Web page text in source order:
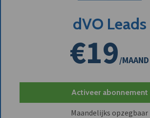
dVO Leads
€19/MAAND
Activeer abonnement
Maandelijks opzegbaar